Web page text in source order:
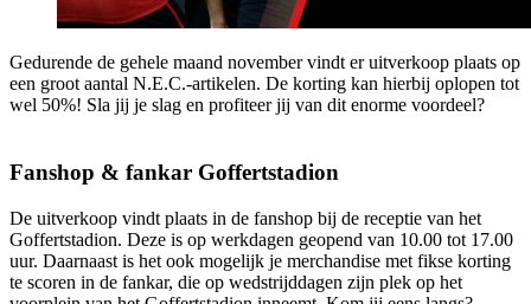
Gedurende de gehele maand november vindt er uitverkoop plaats op
een groot aantal N.E.C.-artikelen. De korting kan hierbij oplopen tot
wel 50%! Sla jij je slag en profiteer jij van dit enorme voordeel?
Fanshop & fankar Goffertstadion
De uitverkoop vindt plaats in de fanshop bij de receptie van het
Goffertstadion. Deze is op werkdagen geopend van 10.00 tot 17.00
uur. Daarnaast is het ook mogelijk je merchandise met fikse korting
te scoren in de fankar, die op wedstrijddagen zijn plek op het